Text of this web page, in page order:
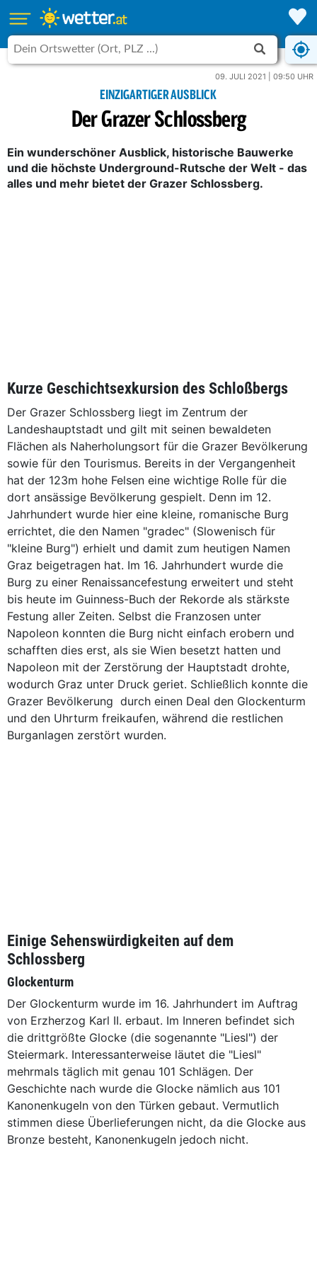
09. JULI 2021 | 09:50 UHR
EINZIGARTIGER AUSBLICK
Der Grazer Schlossberg
Ein wunderschöner Ausblick, historische Bauwerke
und die höchste Underground-Rutsche der Welt - das
alles und mehr bietet der Grazer Schlossberg.
Kurze Geschichtsexkursion des Schloßbergs
Der Grazer Schlossberg liegt im Zentrum der
Landeshauptstadt und gilt mit seinen bewaldeten
Flächen als Naherholungsort für die Grazer Bevölkerung
sowie für den Tourismus. Bereits in der Vergangenheit
hat der 123m hohe Felsen eine wichtige Rolle für die
dort ansässige Bevölkerung gespielt. Denn im 12.
Jahrhundert wurde hier eine kleine, romanische Burg
errichtet, die den Namen "gradec" (Slowenisch für
"kleine Burg") erhielt und damit zum heutigen Namen
Graz beigetragen hat. Im 16. Jahrhundert wurde die
Burg zu einer Renaissancefestung erweitert und steht
bis heute im Guinness-Buch der Rekorde als stärkste
Festung aller Zeiten. Selbst die Franzosen unter
Napoleon konnten die Burg nicht einfach erobern und
schafften dies erst, als sie Wien besetzt hatten und
Napoleon mit der Zerstörung der Hauptstadt drohte,
wodurch Graz unter Druck geriet. Schließlich konnte die
Grazer Bevölkerung durch einen Deal den Glockenturm
und den Uhrturm freikaufen, während die restlichen
Burganlagen zerstört wurden.
Einige Sehenswürdigkeiten auf dem
Schlossberg
Glockenturm
Der Glockenturm wurde im 16. Jahrhundert im Auftrag
von Erzherzog Karl II. erbaut. Im Inneren befindet sich
die drittgrößte Glocke (die sogenannte "Liesl") der
Steiermark. Interessanterweise läutet die "Liesl"
mehrmals täglich mit genau 101 Schlägen. Der
Geschichte nach wurde die Glocke nämlich aus 101
Kanonenkugeln von den Türken gebaut. Vermutlich
stimmen diese Überlieferungen nicht, da die Glocke aus
Bronze besteht, Kanonenkugeln jedoch nicht.